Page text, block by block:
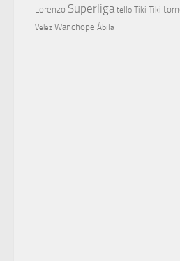
Lorenzo Superliga tello Tiki Tiki
Velez Wanchope Ábila